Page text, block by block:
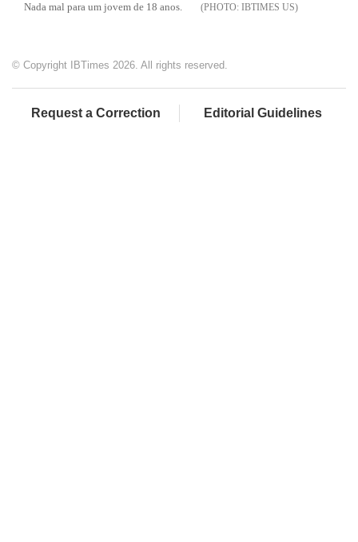
Nada mal para um jovem de 18 anos.
IBTIMES US
© Copyright IBTimes 2026. All rights reserved.
Request a Correction Editorial Guidelines